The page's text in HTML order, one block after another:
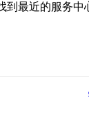
最近的服务中